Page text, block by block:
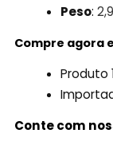
Peso:
Compre agora
Produto
Conte com